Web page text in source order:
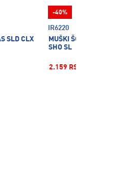
SLD CLX
IR6220
MUŠKI ŠORC ZA
SHO SL
2.159 RSD
-40%